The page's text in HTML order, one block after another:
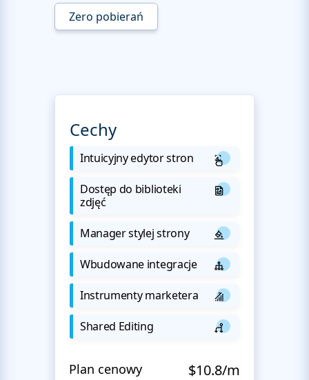
Zero pobierań
Cechy
Intuicyjny edytor stron
Dostęp do biblioteki
zdjęć
Manager stylej strony
Wbudowane integracje
Instrumenty marketera
Shared Editing
Plan cenowy $10.8/m